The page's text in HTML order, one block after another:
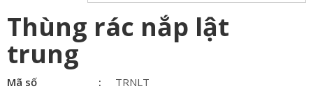
Thùng rác nắp lật
trung
Mã số TRNLT